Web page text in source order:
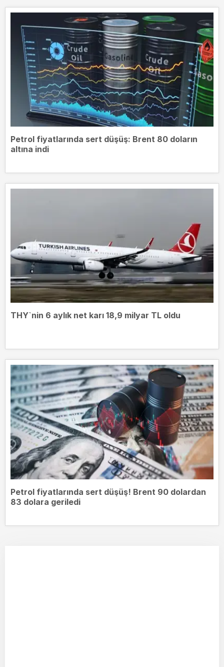
Petrol fiyatlarında sert düşüş: Brent 80 doların
altına indi
THY`nin 6 aylık net karı 18,9 milyar TL oldu
Petrol fiyatlarında sert düşüş! Brent 90 dolardan
83 dolara geriledi